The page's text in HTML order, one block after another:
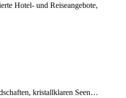
Hotel- und Reiseangebote,
kristallklaren Seen…